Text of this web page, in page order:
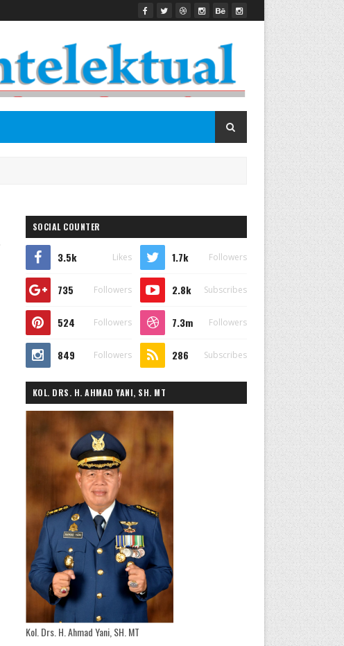
SOCIAL COUNTER
3.5k Likes 1.7k Followers
735 Followers 2.8k Subscribes
524 Followers 7.3m Followers
849 Followers 286 Subscribes
KOL. DRS. H. AHMAD YANI, SH. MT
Kol. Drs. H. Ahmad Yani, SH. MT